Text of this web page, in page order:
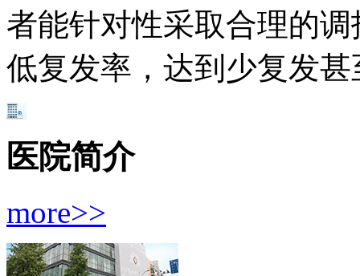
者能针对性采取合理的
低复发率，达到少复发
医院简介
more>>